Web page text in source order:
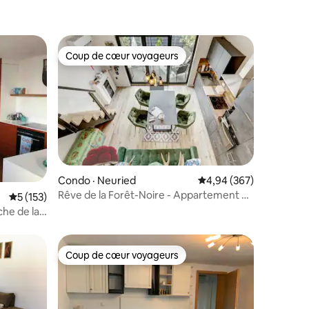
plus aimés
Note moyenne de 5 sur 5, 153 commentaires
5 (153)
de la
Coup de cœur voyageurs
Coup de cœur voyageurs
Condo · Neuried Note moyenne de
4,94 (367)
Rêve de la Forêt-Noire - Appartement de
plus aimés Coup de cœur voyageurs
Coup de cœur voyageurs